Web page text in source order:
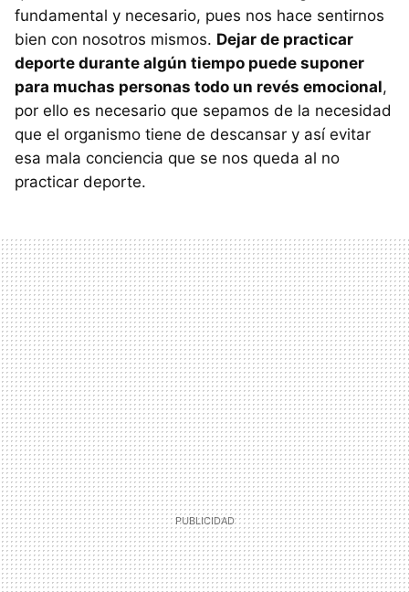
fundamental y necesario, pues nos hace sentirnos
bien con nosotros mismos. Dejar de practicar
deporte durante algún tiempo puede suponer
para muchas personas todo un revés emocional,
por ello es necesario que sepamos de la necesidad
que el organismo tiene de descansar y así evitar
esa mala conciencia que se nos queda al no
practicar deporte.